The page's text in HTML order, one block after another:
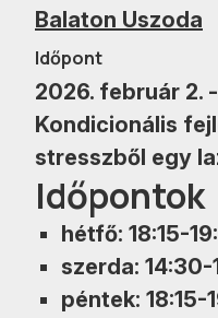
Balaton Uszoda
Időpont
2026. február 2.
Kondicionális
stresszből egy
Időpontok
hétfő: 18:15-
szerda:
péntek: 18:15-